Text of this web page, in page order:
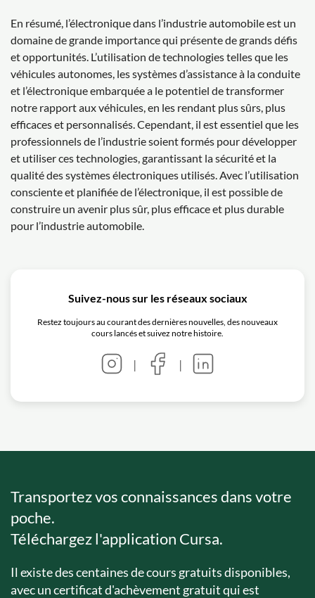
En résumé, l’électronique dans l’industrie automobile est un
domaine de grande importance qui présente de grands défis
et opportunités. L’utilisation de technologies telles que les
véhicules autonomes, les systèmes d’assistance à la conduite
et l’électronique embarquée a le potentiel de transformer
notre rapport aux véhicules, en les rendant plus sûrs, plus
efficaces et personnalisés. Cependant, il est essentiel que les
professionnels de l’industrie soient formés pour développer
et utiliser ces technologies, garantissant la sécurité et la
qualité des systèmes électroniques utilisés. Avec l’utilisation
consciente et planifiée de l’électronique, il est possible de
construire un avenir plus sûr, plus efficace et plus durable
pour l’industrie automobile.
Suivez-nous sur les réseaux sociaux
Restez toujours au courant des dernières nouvelles, des nouveaux
cours lancés et suivez notre histoire.
| |
Transportez vos connaissances dans votre
poche.
Téléchargez l'application Cursa.
Il existe des centaines de cours gratuits disponibles,
avec un certificat d'achèvement gratuit qui est